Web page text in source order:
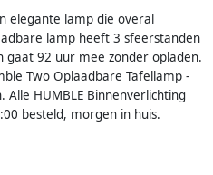
elegante lamp die overal
lamp heeft 3 sfeerstanden
92 uur mee zonder opladen.
Two Oplaadbare Tafellamp -
Alle HUMBLE Binnenverlichting
besteld, morgen in huis.